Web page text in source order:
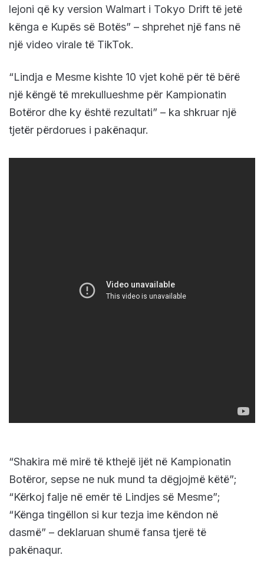
lejoni që ky version Walmart i Tokyo Drift të jetë
kënga e Kupës së Botës” – shprehet një fans në
një video virale të TikTok.
“Lindja e Mesme kishte 10 vjet kohë për të bërë
një këngë të mrekullueshme për Kampionatin
Botëror dhe ky është rezultati” – ka shkruar një
tjetër përdorues i pakënaqur.
“Shakira më mirë të kthejë ijët në Kampionatin
Botëror, sepse ne nuk mund ta dëgjojmë këtë”;
“Kërkoj falje në emër të Lindjes së Mesme”;
“Kënga tingëllon si kur tezja ime këndon në
dasmë” – deklaruan shumë fansa tjerë të
pakënaqur.